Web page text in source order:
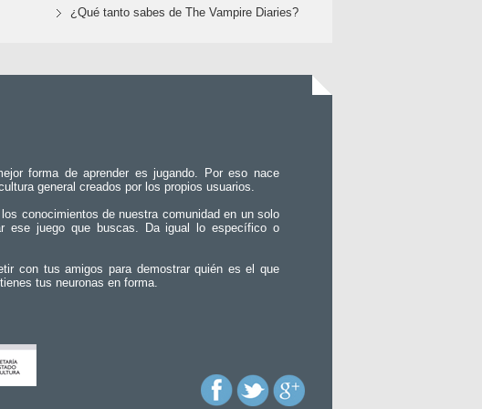
¿Qué tanto sabes de The Vampire Diaries?
forma de aprender es jugando. Por eso nace
general creados por los propios usuarios.
conocimientos de nuestra comunidad en un solo
ese juego que buscas. Da igual lo específico o
con tus amigos para demostrar quién es el que
tus neuronas en forma.